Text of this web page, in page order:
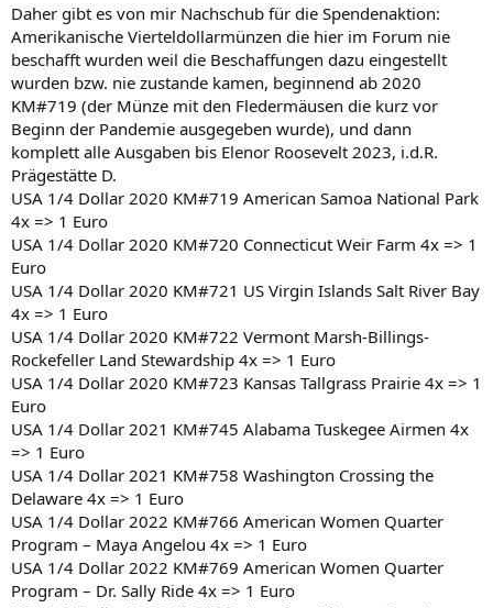
Daher gibt es von mir Nachschub für die Spendenaktion:
Amerikanische Vierteldollarmünzen die hier im Forum nie
beschafft wurden weil die Beschaffungen dazu eingestellt
wurden bzw. nie zustande kamen, beginnend ab 2020
KM#719 (der Münze mit den Fledermäusen die kurz vor
Beginn der Pandemie ausgegeben wurde), und dann
komplett alle Ausgaben bis Elenor Roosevelt 2023, i.d.R.
Prägestätte D.
USA 1/4 Dollar 2020 KM#719 American Samoa National Park
4x => 1 Euro
USA 1/4 Dollar 2020 KM#720 Connecticut Weir Farm 4x => 1
Euro
USA 1/4 Dollar 2020 KM#721 US Virgin Islands Salt River Bay
4x => 1 Euro
USA 1/4 Dollar 2020 KM#722 Vermont Marsh-Billings-
Rockefeller Land Stewardship 4x => 1 Euro
USA 1/4 Dollar 2020 KM#723 Kansas Tallgrass Prairie 4x => 1
Euro
USA 1/4 Dollar 2021 KM#745 Alabama Tuskegee Airmen 4x
=> 1 Euro
USA 1/4 Dollar 2021 KM#758 Washington Crossing the
Delaware 4x => 1 Euro
USA 1/4 Dollar 2022 KM#766 American Women Quarter
Program – Maya Angelou 4x => 1 Euro
USA 1/4 Dollar 2022 KM#769 American Women Quarter
Program – Dr. Sally Ride 4x => 1 Euro